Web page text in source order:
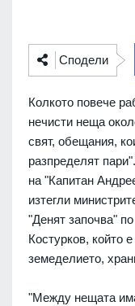
Сподели
Колкото повече
нечисти неща
свят, обещания,
разпределят
на "Капитан
изтегли
"Денят започва"
Костурков, който
земеделието,
"Между нещата